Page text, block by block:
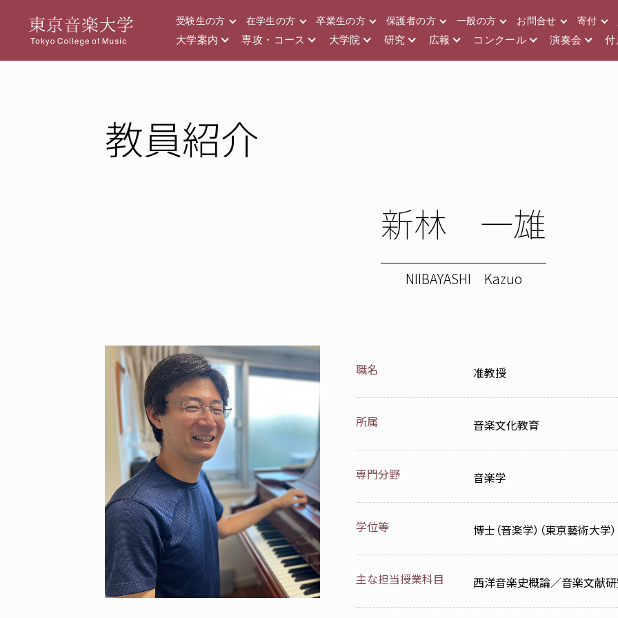
受験生の方 在学生の方 卒業生の方 保護者の方 一般の方 お問合せ 寄付
大学案内 専攻・コース 大学院 研究 広報 コンクール 演奏会 付
教員紹介
新林 一雄
NIIBAYASHI Kazuo
職名 准教授
所属 音楽文化教育
専門分野 音楽学
学位等 博士（音楽学）（東京藝術大学）
主な担当授業科目 西洋音楽史概論／音楽文献研